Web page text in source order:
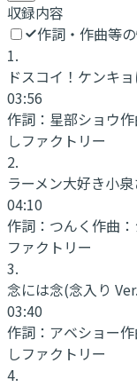
収録内容
作詞・作曲等
1.
ドスコイ！ケンキ
03:56
作詞： 星部ショウ作
しファクトリー
2.
ラーメン大好き小
04:10
作詞： つんく 作曲：
ファクトリー
3.
念には念(念入り
03:40
作詞： アベショー作
しファクトリー
4.